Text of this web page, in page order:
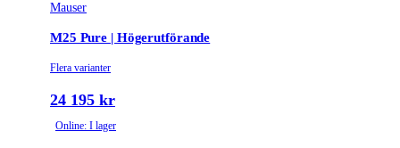
Mauser
M25 Pure | Högerutförande
Flera varianter
24 195 kr
Online: I lager